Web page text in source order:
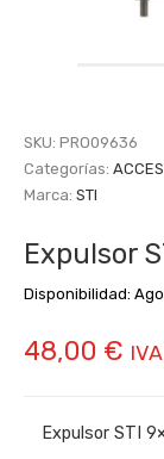
SKU: PRO09636
Categorías:
Marca: STI
Expulsor
Disponibilidad:
48,00 €
Expulsor STI